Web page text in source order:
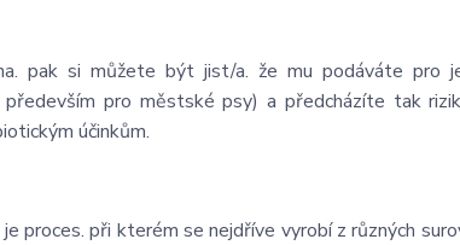
pak si můžete být jist/a. že mu podáváte pro
pro městské psy) a předcházíte tak
účinkům.
proces. při kterém se nejdříve vyrobí z různých